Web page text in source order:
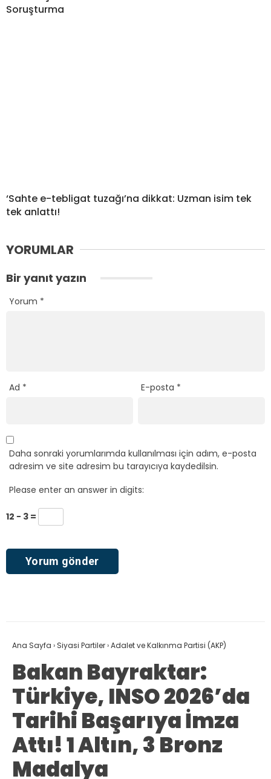
Soruşturma
‘Sahte e-tebligat tuzağı’na dikkat: Uzman isim tek
tek anlattı!
YORUMLAR
Bir yanıt yazın
Yorum *
Ad * E-posta *
Daha sonraki yorumlarımda kullanılması için adım, e-posta
adresim ve site adresim bu tarayıcıya kaydedilsin.
Please enter an answer in digits:
12 − 3 =
Ana Sayfa › Siyasi Partiler›Adalet ve Kalkınma Partisi (AKP)
Bakan Bayraktar:
Türkiye, INSO 2026’da
Tarihi Başarıya İmza
Attı! 1 Altın, 3 Bronz
Madalya